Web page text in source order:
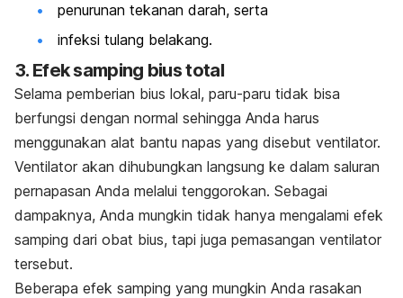
penurunan tekanan darah, serta
infeksi tulang belakang.
3. Efek samping bius total
Selama pemberian bius lokal, paru-paru tidak bisa
berfungsi dengan normal sehingga Anda harus
menggunakan alat bantu napas yang disebut ventilator.
Ventilator akan dihubungkan langsung ke dalam saluran
pernapasan Anda melalui tenggorokan. Sebagai
dampaknya, Anda mungkin tidak hanya mengalami efek
samping dari obat bius, tapi juga pemasangan ventilator
tersebut.
Beberapa efek samping yang mungkin Anda rasakan